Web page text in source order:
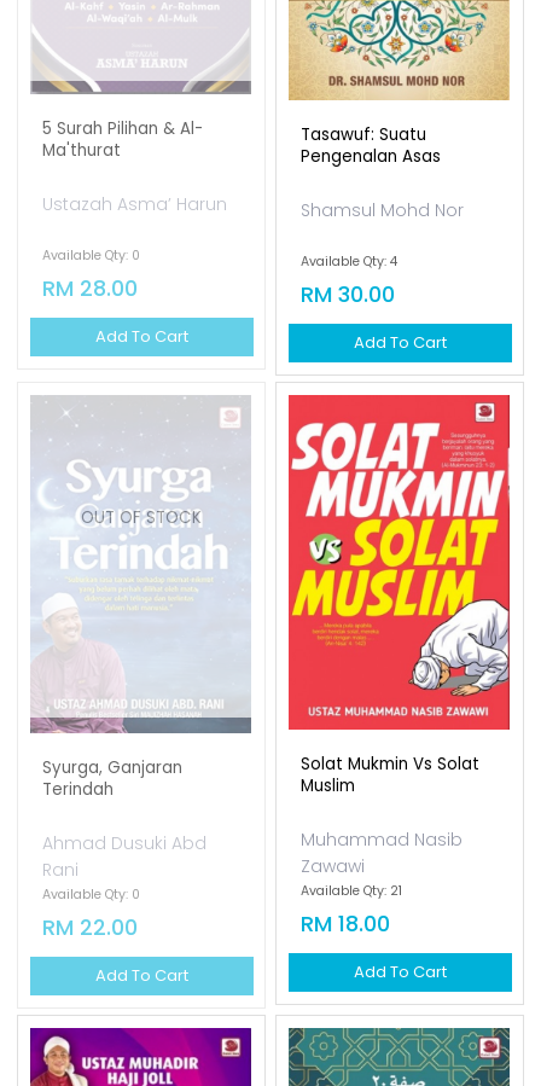
5 Surah Pilihan & Al-
Ma'thurat
Ustazah Asma’ Harun
Available Qty: 0
RM 28.00
Add To Cart
Tasawuf: Suatu
Pengenalan Asas
Shamsul Mohd Nor
Available Qty: 4
RM 30.00
Add To Cart
OUT OF STOCK
Syurga, Ganjaran
Terindah
Ahmad Dusuki Abd
Rani
Available Qty: 0
RM 22.00
Add To Cart
Solat Mukmin Vs Solat
Muslim
Muhammad Nasib
Zawawi
Available Qty: 21
RM 18.00
Add To Cart